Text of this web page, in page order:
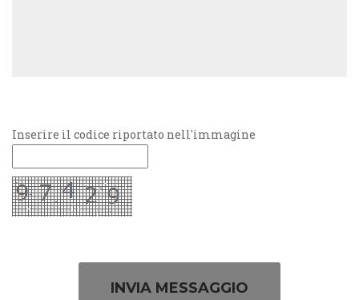
Inserire il codice riportato nell'immagine
INVIA MESSAGGIO